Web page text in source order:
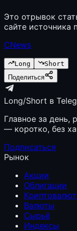
Это отрывок
сайте источника
CNews
Long
Short
Поделиться
Long/Short в
Главное за день,
— коротко, без
Подписаться
Рынок
Акции
Облигации
Валюты
Сырьё
Индексы